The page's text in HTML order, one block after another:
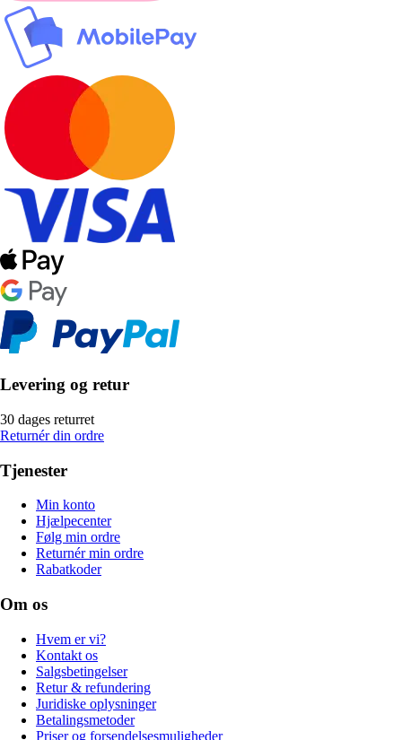
Levering og retur
30 dages returret
Returnér din ordre
Tjenester
Min konto
Hjælpecenter
Følg min ordre
Returnér min ordre
Rabatkoder
Om os
Hvem er vi?
Kontakt os
Salgsbetingelser
Retur & refundering
Juridiske oplysninger
Betalingsmetoder
Priser og forsendelsesmuligheder